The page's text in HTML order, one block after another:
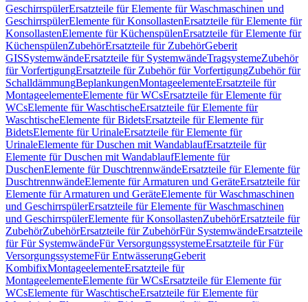
GeschirrspülerErsatzteile für Elemente für Waschmaschinen und
GeschirrspülerElemente für KonsollastenErsatzteile für Elemente für
KonsollastenElemente für KüchenspülenErsatzteile für Elemente für
KüchenspülenZubehörErsatzteile für ZubehörGeberit
GISSystemwändeErsatzteile für SystemwändeTragsystemeZubehör
für VorfertigungErsatzteile für Zubehör für VorfertigungZubehör für
SchalldämmungBeplankungenMontageelementeErsatzteile für
MontageelementeElemente für WCsErsatzteile für Elemente für
WCsElemente für WaschtischeErsatzteile für Elemente für
WaschtischeElemente für BidetsErsatzteile für Elemente für
BidetsElemente für UrinaleErsatzteile für Elemente für
UrinaleElemente für Duschen mit WandablaufErsatzteile für
Elemente für Duschen mit WandablaufElemente für
DuschenElemente für DuschtrennwändeErsatzteile für Elemente für
DuschtrennwändeElemente für Armaturen und GeräteErsatzteile für
Elemente für Armaturen und GeräteElemente für Waschmaschinen
und GeschirrspülerErsatzteile für Elemente für Waschmaschinen
und GeschirrspülerElemente für KonsollastenZubehörErsatzteile für
ZubehörZubehörErsatzteile für ZubehörFür SystemwändeErsatzteile
für Für SystemwändeFür VersorgungssystemeErsatzteile für Für
VersorgungssystemeFür EntwässerungGeberit
KombifixMontageelementeErsatzteile für
MontageelementeElemente für WCsErsatzteile für Elemente für
WCsElemente für WaschtischeErsatzteile für Elemente für